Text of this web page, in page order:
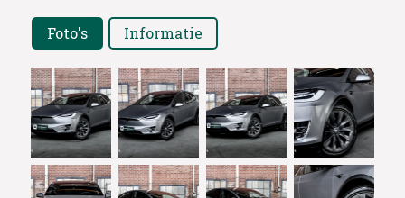
Foto's Informatie